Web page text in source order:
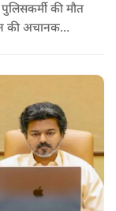
की मौत
की अचानक